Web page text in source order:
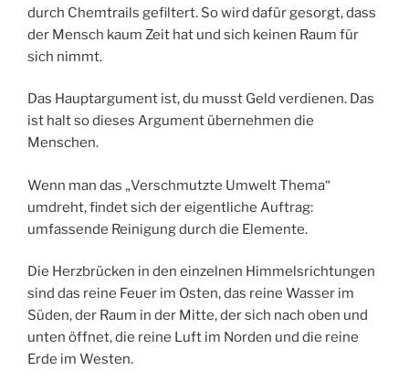
durch Chemtrails gefiltert. So wird dafür gesorgt, dass
der Mensch kaum Zeit hat und sich keinen Raum für
sich nimmt.
Das Hauptargument ist, du musst Geld verdienen. Das
ist halt so dieses Argument übernehmen die
Menschen.
Wenn man das „Verschmutzte Umwelt Thema“
umdreht, findet sich der eigentliche Auftrag:
umfassende Reinigung durch die Elemente.
Die Herzbrücken in den einzelnen Himmelsrichtungen
sind das reine Feuer im Osten, das reine Wasser im
Süden, der Raum in der Mitte, der sich nach oben und
unten öffnet, die reine Luft im Norden und die reine
Erde im Westen.